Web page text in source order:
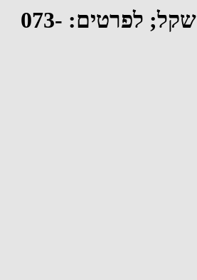
למכירה ברחוב מודליאני בתל אביב: פנטהאוז 4 חדרים עם בריכה וגג פרטי ב-18,255,000 שקל; לפרטים: 073-